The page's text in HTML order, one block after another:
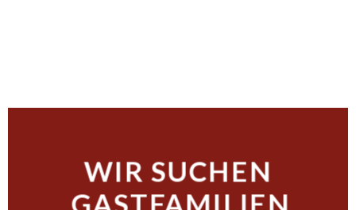
WIR SUCHEN
GASTFAMILIEN